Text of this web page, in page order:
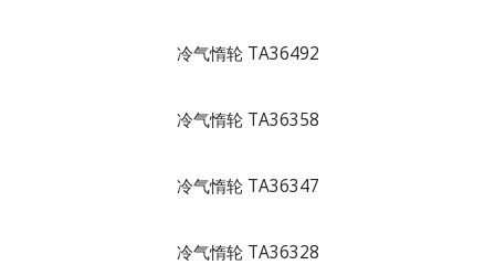
冷气惰轮 TA36492
冷气惰轮 TA36358
冷气惰轮 TA36347
冷气惰轮 TA36328